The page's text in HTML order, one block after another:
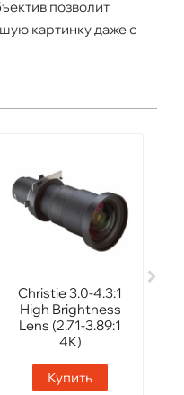
позволит
картинку даже с
Сhristie 3.0-4.3:1
High Brightness
Lens (2.71-3.89:1
4K)
Купить